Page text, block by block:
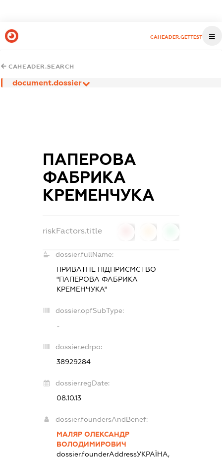
CAHEADER.GETTEST
CAHEADER.SEARCH
document.dossier
ПАПЕРОВА
ФАБРИКА
КРЕМЕНЧУКА
riskFactors.title
dossier.fullName:
ПРИВАТНЕ ПІДПРИЄМСТВО
"ПАПЕРОВА ФАБРИКА
КРЕМЕНЧУКА"
dossier.opfSubType:
-
dossier.edrpo:
38929284
dossier.regDate:
08.10.13
dossier.foundersAndBenef:
МАЛЯР ОЛЕКСАНДР
ВОЛОДИМИРОВИЧ
dossier.founderAddressУКРАЇНА,